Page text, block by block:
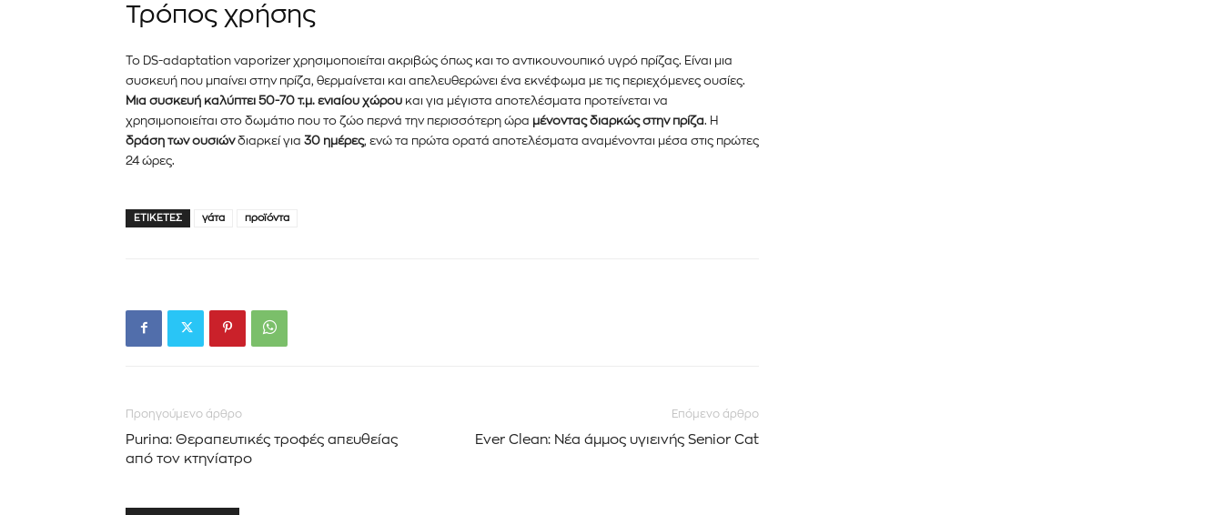
Τρόπος χρήσης
Το DS-adaptation vaporizer χρησιμοποιείται ακριβώς όπως και το αντικουνουπικό υγρό πρίζας. Είναι μια
συσκευή που μπαίνει στην πρίζα, θερμαίνεται και απελευθερώνει ένα εκνέφωμα με τις περιεχόμενες ουσίες.
Μια συσκευή καλύπτει 50-70 τ.μ. ενιαίου χώρου και για μέγιστα αποτελέσματα προτείνεται να
χρησιμοποιείται στο δωμάτιο που το ζώο περνά την περισσότερη ώρα μένοντας διαρκώς στην πρίζα. Η
δράση των ουσιώνδιαρκεί για 30 ημέρες, ενώ τα πρώτα ορατά αποτελέσματα αναμένονται μέσα στις πρώτες
24 ώρες.
ΕΤΙΚΈΤΕΣ γάτα προϊόντα
Προηγούμενο άρθρο
Purina: Θεραπευτικές τροφές απευθείας
από τον κτηνίατρο
Επόμενο άρθρο
Ever Clean: Νέα άμμος υγιεινής Senior Cat